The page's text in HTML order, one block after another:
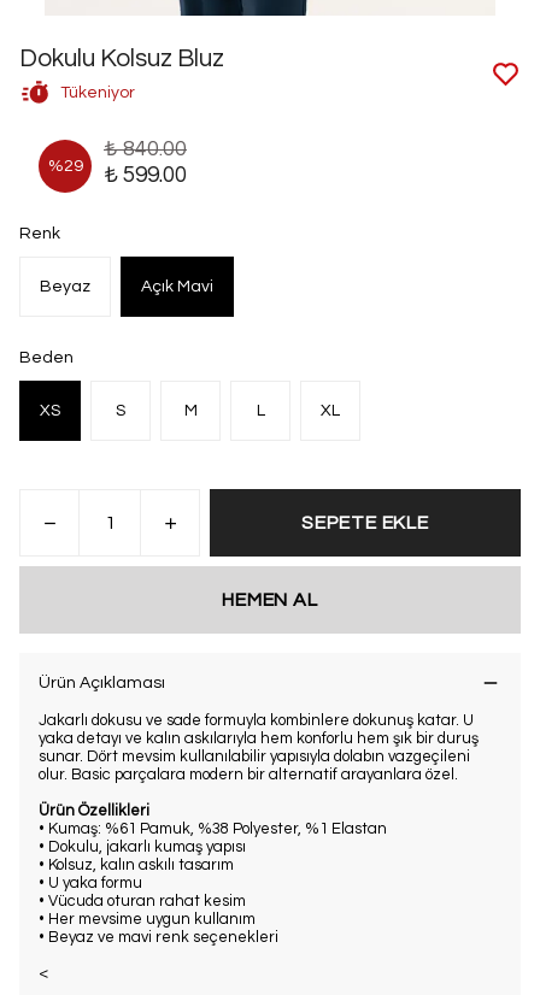
Dokulu Kolsuz Bluz
Tükeniyor
%29
₺ 840.00
₺ 599.00
Renk
Beyaz Açık Mavi
Beden
XS S M L XL
SEPETE EKLE
HEMEN AL
Ürün Açıklaması
Jakarlı dokusu ve sade formuyla kombinlere dokunuş katar. U
yaka detayı ve kalın askılarıyla hem konforlu hem şık bir duruş
sunar. Dört mevsim kullanılabilir yapısıyla dolabın vazgeçileni
olur. Basic parçalara modern bir alternatif arayanlara özel.
Ürün Özellikleri
• Kumaş: %61 Pamuk, %38 Polyester, %1 Elastan
• Dokulu, jakarlı kumaş yapısı
• Kolsuz, kalın askılı tasarım
• U yaka formu
• Vücuda oturan rahat kesim
• Her mevsime uygun kullanım
• Beyaz ve mavi renk seçenekleri
<